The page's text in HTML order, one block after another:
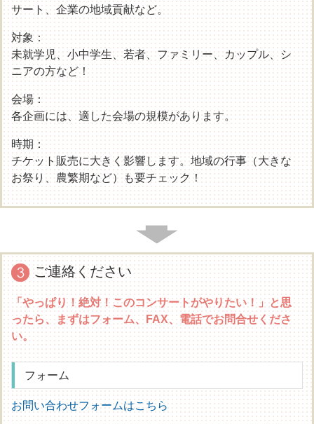
サート、企業の地域貢献など。
対象：
未就学児、小中学生、若者、ファミリー、カップル、シ
ニアの方など！
会場：
各企画には、適した会場の規模があります。
時期：
チケット販売に大きく影響します。地域の行事（大きな
お祭り、農繁期など）も要チェック！
ご連絡ください
「やっぱり！絶対！このコンサートがやりたい！」と思
ったら、まずはフォーム、FAX、電話でお問合せくださ
い。
フォーム
お問い合わせフォームはこちら